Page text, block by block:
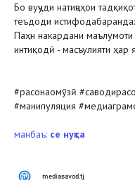
Бо вуҷуди натиҷаҳои
теъдоди
Паҳн накардани
интиқодӣ - масъулияти ҳар
#расонаомӯзӣ
#манипуляция
манбаъ: cе нуқта
mediasavod.tj